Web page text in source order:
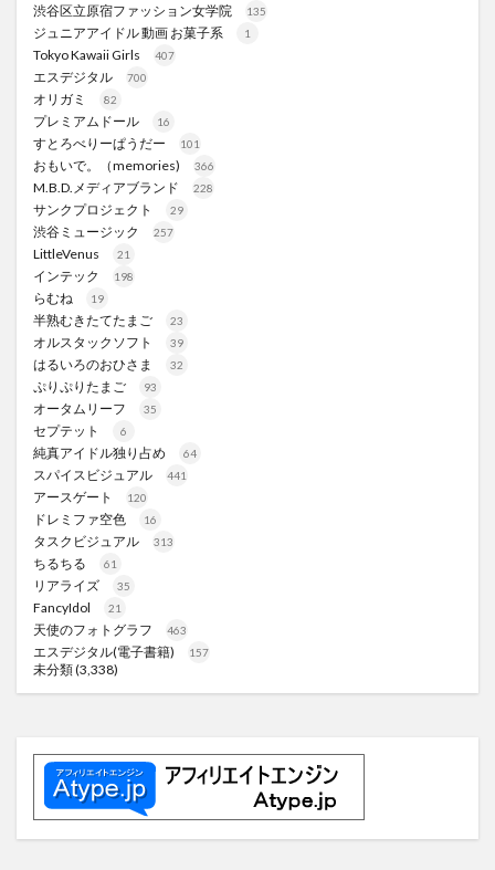
渋谷区立原宿ファッション女学院 135
ジュニアアイドル 動画 お菓子系 1
Tokyo Kawaii Girls 407
エスデジタル 700
オリガミ 82
プレミアムドール 16
すとろべりーぱうだー 101
おもいで。（memories) 366
M.B.D.メディアブランド 228
サンクプロジェクト 29
渋谷ミュージック 257
LittleVenus 21
インテック 198
らむね 19
半熟むきたてたまご 23
オルスタックソフト 39
はるいろのおひさま 32
ぷりぷりたまご 93
オータムリーフ 35
セプテット 6
純真アイドル独り占め 64
スパイスビジュアル 441
アースゲート 120
ドレミファ空色 16
タスクビジュアル 313
ちるちる 61
リアライズ 35
FancyIdol 21
天使のフォトグラフ 463
エスデジタル(電子書籍) 157
未分類(3,338)